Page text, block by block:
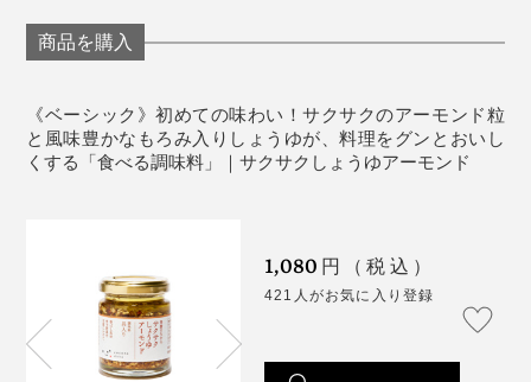
卵かけご飯、チキンと大葉をのせたバゲット、エビとブ
ロッコリーのパスタ……具を入れても、味つけはこれだ
けでOK。
モンド』。
「トリュフ風味」は、軽めの赤ワインや熟成した白ワイ
おしゃれなビストロ風に。おうちで非日常を味わえま
す。
商品を購入
《ベーシック》初めての味わい！サクサクのアーモンド粒
と風味豊かなもろみ入りしょうゆが、料理をグンとおいし
くする「食べる調味料」｜サクサクしょうゆアーモンド
1,080 円（税込）
421人がお気に入り登録